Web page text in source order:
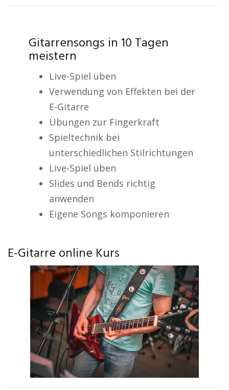
Gitarrensongs in 10 Tagen
meistern
Live-Spiel üben
Verwendung von Effekten bei der
E-Gitarre
Übungen zur Fingerkraft
Spieltechnik bei
unterschiedlichen Stilrichtungen
Live-Spiel üben
Slides und Bends richtig
anwenden
Eigene Songs komponieren
E-Gitarre online Kurs